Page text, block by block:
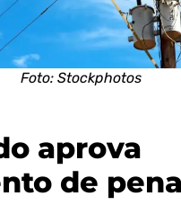
Foto: Stockphotos
aprova
de